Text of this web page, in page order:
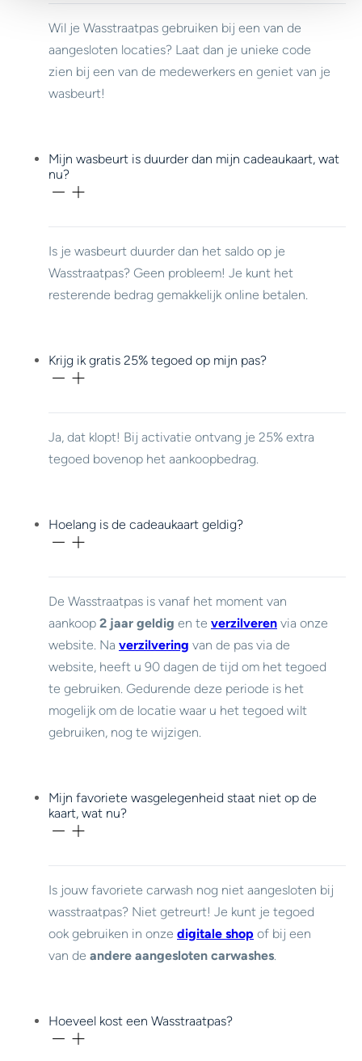
Wil je Wasstraatpas gebruiken bij een van de
aangesloten locaties? Laat dan je unieke code
zien bij een van de medewerkers en geniet van je
wasbeurt!
Mijn wasbeurt is duurder dan mijn cadeaukaart, wat
nu?
Is je wasbeurt duurder dan het saldo op je
Wasstraatpas? Geen probleem! Je kunt het
resterende bedrag gemakkelijk online betalen.
Krijg ik gratis 25% tegoed op mijn pas?
Ja, dat klopt! Bij activatie ontvang je 25% extra
tegoed bovenop het aankoopbedrag.
Hoelang is de cadeaukaart geldig?
De Wasstraatpas is vanaf het moment van
aankoop 2 jaar geldig en te verzilveren via onze
website. Na verzilvering van de pas via de
website, heeft u 90 dagen de tijd om het tegoed
te gebruiken. Gedurende deze periode is het
mogelijk om de locatie waar u het tegoed wilt
gebruiken, nog te wijzigen.
Mijn favoriete wasgelegenheid staat niet op de
kaart, wat nu?
Is jouw favoriete carwash nog niet aangesloten bij
wasstraatpas? Niet getreurt! Je kunt je tegoed
ook gebruiken in onze digitale shop of bij een
van de andere aangesloten carwashes.
Hoeveel kost een Wasstraatpas?